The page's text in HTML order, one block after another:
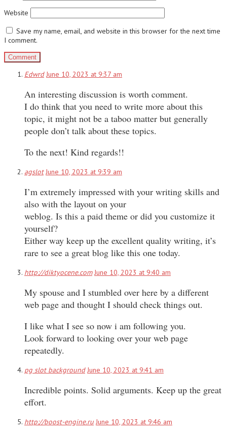
Website
Save my name, email, and website in this browser for the next time
I comment.
Edwrd June 10, 2023 at 9:37 am
An interesting discussion is worth comment.
I do think that you need to write more about this
topic, it might not be a taboo matter but generally
people don’t talk about these topics.
To the next! Kind regards!!
agslot June 10, 2023 at 9:39 am
I’m extremely impressed with your writing skills and
also with the layout on your
weblog. Is this a paid theme or did you customize it
yourself?
Either way keep up the excellent quality writing, it’s
rare to see a great blog like this one today.
http://diktyocene.com June 10, 2023 at 9:40 am
My spouse and I stumbled over here by a different
web page and thought I should check things out.
I like what I see so now i am following you.
Look forward to looking over your web page
repeatedly.
pg slot background June 10, 2023 at 9:41 am
Incredible points. Solid arguments. Keep up the great
effort.
http://boost-engine.ru June 10, 2023 at 9:46 am